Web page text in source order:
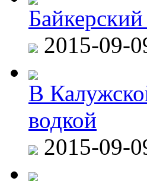
2015-09-
В
водкой
2015-09-